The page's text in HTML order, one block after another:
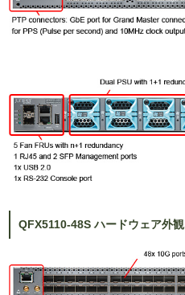
QFX5110-48S ハードウェア外観